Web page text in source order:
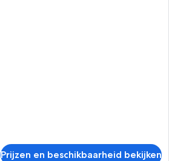
Prijzen en beschikbaarheid bekijken